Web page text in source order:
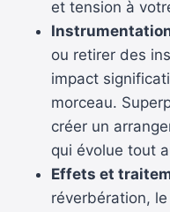
et tension à
ou retirer des
impact
morceau.
créer un
qui évolue tout
Effets et
réverbération,